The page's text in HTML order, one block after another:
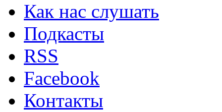
Как нас слушать
Подкасты
RSS
Facebook
Контакты